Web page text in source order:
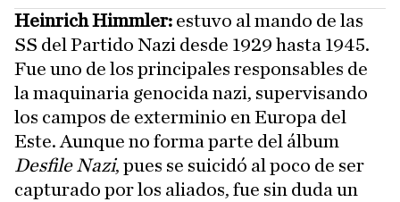
Heinrich Himmler: estuvo al mando de las
SS del Partido Nazi desde 1929 hasta 1945.
Fue uno de los principales responsables de
la maquinaria genocida nazi, supervisando
los campos de exterminio en Europa del
Este. Aunque no forma parte del álbum
Desfile Nazi, pues se suicidó al poco de ser
capturado por los aliados, fue sin duda un